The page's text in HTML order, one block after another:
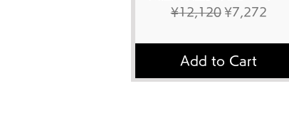
Regular Price
¥12,120 Sale Price
¥7,272
Add to Cart